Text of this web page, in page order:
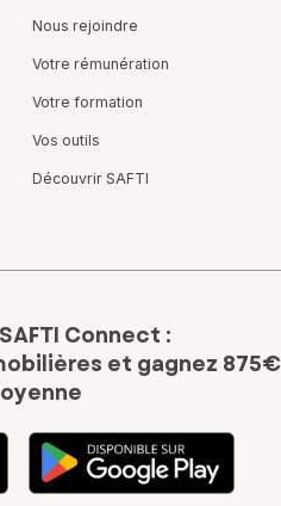
Nous rejoindre
Votre rémunération
Votre formation
Vos outils
Découvrir SAFTI
Connect :
et gagnez 875€